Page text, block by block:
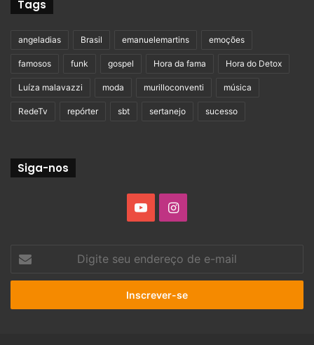
Tags
angeladias Brasil emanuelemartins emoções
famosos funk gospel Hora da fama Hora do Detox
Luíza malavazzi moda murilloconventi música
RedeTv repórter sbt sertanejo sucesso
Siga-nos
YouTubeInstagram
seu
endereço
e-